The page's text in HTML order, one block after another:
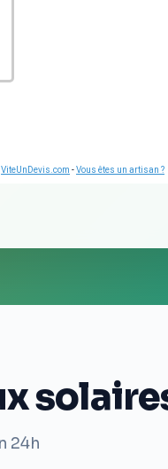
ViteUnDevis.com -Vous êtes un artisan ?
24h